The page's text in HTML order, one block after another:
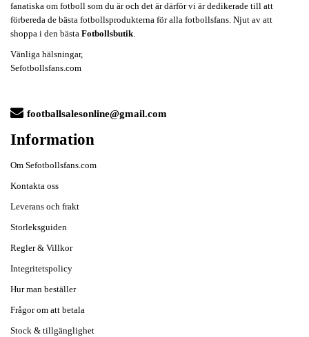
fanatiska om fotboll som du är och det är därför vi är dedikerade till att
förbereda de bästa fotbollsprodukterna för alla fotbollsfans. Njut av att
shoppa i den bästa Fotbollsbutik.
Vänliga hälsningar,
Sefotbollsfans.com
footballsalesonline@gmail.com
Information
Om Sefotbollsfans.com
Kontakta oss
Leverans och frakt
Storleksguiden
Regler & Villkor
Integritetspolicy
Hur man beställer
Frågor om att betala
Stock & tillgänglighet